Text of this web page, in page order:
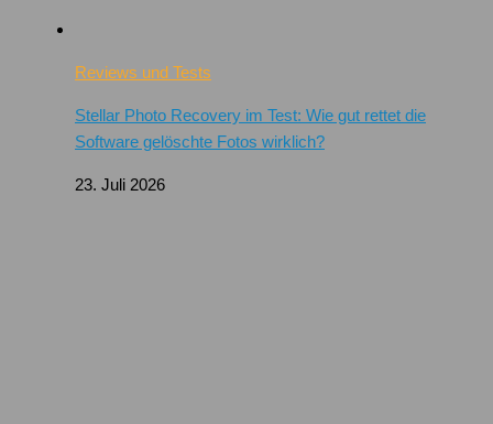
Reviews und Tests
Stellar Photo Recovery im Test: Wie gut rettet die
Software gelöschte Fotos wirklich?
23. Juli 2026